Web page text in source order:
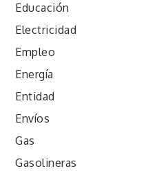
Educación
Electricidad
Empleo
Energía
Entidad
Envíos
Gas
Gasolineras